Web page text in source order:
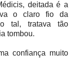
deitada é a
o claro fio da
tal, tratava tão
tombou.
confiança muito